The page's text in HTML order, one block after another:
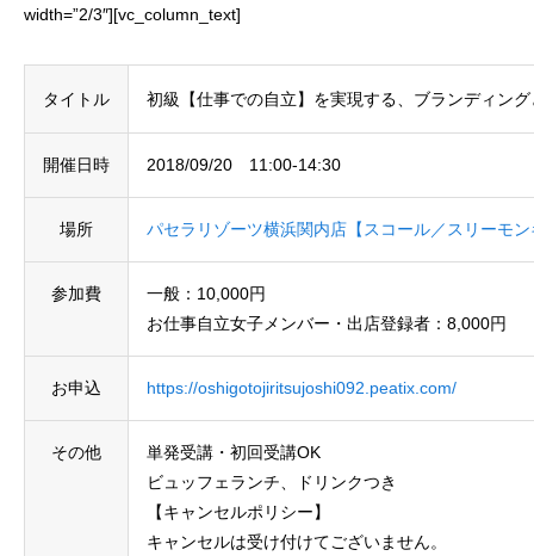
width=”2/3″][vc_column_text]
タイトル 初級【仕事での自立】を実現する、ブランディン
開催日時 2018/09/20 11:00-14:30
場所 パセラリゾーツ横浜関内店【スコール／スリーモ
参加費
一般：10,000円
お仕事自立女子メンバー・出店登録者：8,000円
お申込 https://oshigotojiritsujoshi092.peatix.com/
その他
単発受講・初回受講OK
ビュッフェランチ、ドリンクつき
【キャンセルポリシー】
キャンセルは受け付けてございません。